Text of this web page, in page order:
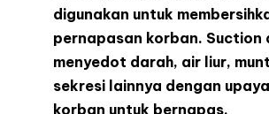
digunakan untuk
pernapasan korban. Suction
menyedot darah, air liur,
sekresi lainnya dengan
korban untuk bernapas.